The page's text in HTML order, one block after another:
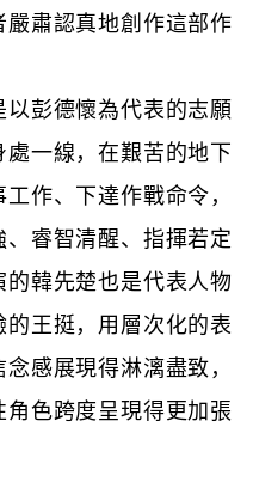
肅認真地創作這部作
彭德懷為代表的志願
一線，在艱苦的地下
作、下達作戰命令，
睿智清醒、指揮若定
韓先楚也是代表人物
王挺，用層次化的表
感展現得淋漓盡致，
色跨度呈現得更加張